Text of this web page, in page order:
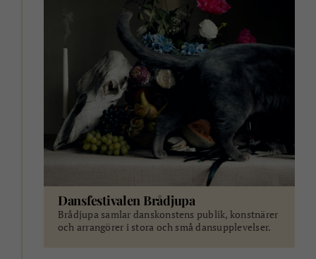
Dansfestivalen Brådjupa
Brådjupa samlar danskonstens publik, konstnärer
och arrangörer i stora och små dansupplevelser.